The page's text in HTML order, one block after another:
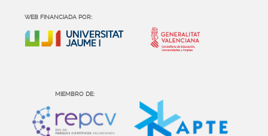
WEB FINANCIADA POR:
MIEMBRO DE: